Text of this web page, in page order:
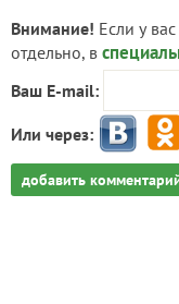
Внимание! Если у
отдельно, в
Ваш E-mail:
Или через:
добавить